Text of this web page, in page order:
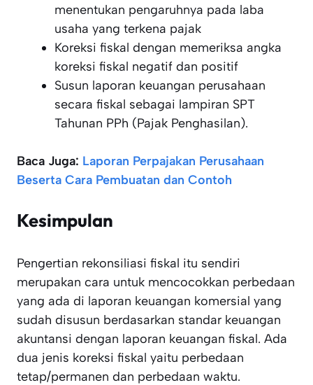
menentukan pengaruhnya pada laba
usaha yang terkena pajak
Koreksi fiskal dengan memeriksa angka
koreksi fiskal negatif dan positif
Susun laporan keuangan perusahaan
secara fiskal sebagai lampiran SPT
Tahunan PPh (Pajak Penghasilan).
Baca Juga: Laporan Perpajakan Perusahaan
Beserta Cara Pembuatan dan Contoh
Kesimpulan
Pengertian rekonsiliasi fiskal itu sendiri
merupakan cara untuk mencocokkan perbedaan
yang ada di laporan keuangan komersial yang
sudah disusun berdasarkan standar keuangan
akuntansi dengan laporan keuangan fiskal. Ada
dua jenis koreksi fiskal yaitu perbedaan
tetap/permanen dan perbedaan waktu.